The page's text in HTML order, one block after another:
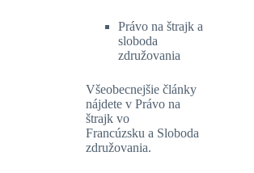
Právo na štrajk a
sloboda
združovania
Všeobecnejšie články
nájdete v Právo na
štrajk vo
Francúzsku a Sloboda
združovania.